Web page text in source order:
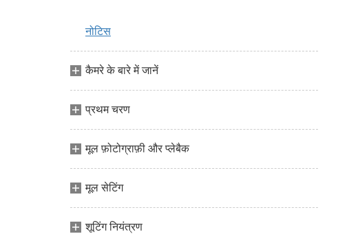
नोटिस
कैमरे के बारे में जानें
प्रथम चरण
मूल फ़ोटोग्राफ़ी और प्लेबैक
मूल सेटिंग
शूटिंग नियंत्रण